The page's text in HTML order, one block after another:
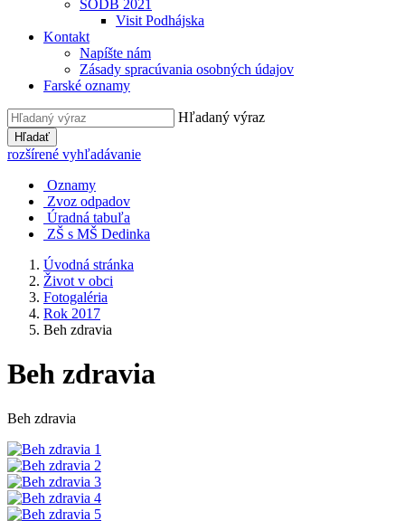
SODB 2021
Visit Podhájska
Kontakt
Napíšte nám
Zásady spracúvania osobných údajov
Farské oznamy
Hľadaný výraz
Hľadať
rozšírené vyhľadávanie
Oznamy
Zvoz odpadov
Úradná tabuľa
ZŠ s MŠ Dedinka
Úvodná stránka
Život v obci
Fotogaléria
Rok 2017
Beh zdravia
Beh zdravia
Beh zdravia